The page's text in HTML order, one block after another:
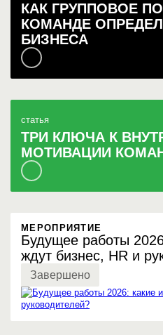
КАК ГРУППОВОЕ
КОМАНДЕ
БИЗНЕСА
статья
ТРИ КЛЮЧА К
МОТИВАЦИИ
МЕРОПРИЯТИЕ
Будущее работы
ждут бизнес, HR и
Завершено